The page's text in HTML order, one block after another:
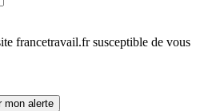
francetravail.fr susceptible de vous
mon alerte